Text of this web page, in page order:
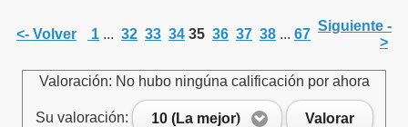
<- Volver 1 ... 32 33 34 35 36 37 38 ... 67
Siguiente -
>
Valoración: No hubo ningúna calificación por ahora
Su valoración: 10 (La mejor) Valorar